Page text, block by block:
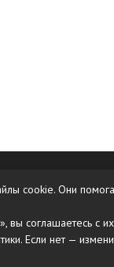
cookie. Они
вы соглашаетесь с
Если нет —